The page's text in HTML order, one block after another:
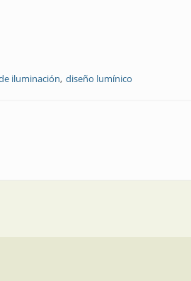
iluminación diseño lumínico